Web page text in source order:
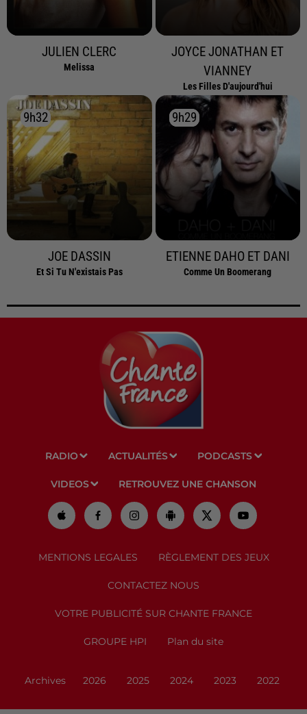
JULIEN CLERC
Melissa
JOYCE JONATHAN ET
VIANNEY
Les Filles D'aujourd'hui
9h32
9h32
JOE DASSIN
Et Si Tu N'existais Pas
9h29
9h29
ETIENNE DAHO ET DANI
Comme Un Boomerang
RADIO ACTUALITÉS PODCASTS
VIDEOS RETROUVEZ UNE CHANSON
MENTIONS LEGALES RÈGLEMENT DES JEUX
CONTACTEZ NOUS
VOTRE PUBLICITÉ SUR CHANTE FRANCE
GROUPE HPI Plan du site
Archives 2026 2025 2024 2023 2022